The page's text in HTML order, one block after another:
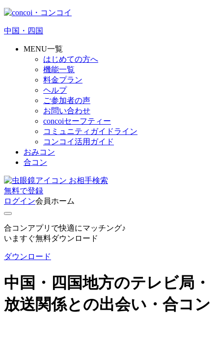
中国・四国
MENU一覧
はじめての方へ
機能一覧
料金プラン
ヘルプ
ご参加者の声
お問い合わせ
concoiセーフティー
コミュニティガイドライン
コンコイ活用ガイド
おみコン
合コン
お相手検索
無料で登録
ログイン会員ホーム
合コンアプリで快適にマッチング♪
いますぐ無料ダウンロード
ダウンロード
中国・四国地方のテレビ局・
放送関係との出会い・合コン